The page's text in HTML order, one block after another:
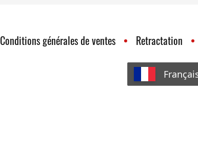
Conditions générales de ventes Retractation